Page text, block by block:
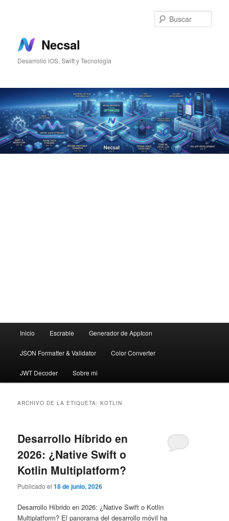
principal
secundario
Necsal
Desarrollo iOS, Swift y Tecnología
Inicio Escrable Generador de AppIcon
JSON Formatter & Validator Color Converter
JWT Decoder Sobre mi
ARCHIVO DE LA ETIQUETA:KOTLIN
Desarrollo Híbrido en
2026: ¿Native Swift o
Kotlin Multiplatform?
Publicado el18 de junio, 2026
Desarrollo Híbrido en 2026: ¿Native Swift o Kotlin
Multiplatform? El panorama del desarrollo móvil ha